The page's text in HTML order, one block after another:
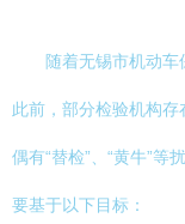
随着无锡市机动车
此前，部分检验机构
偶有“替检”、“黄牛”等
要基于以下目标：